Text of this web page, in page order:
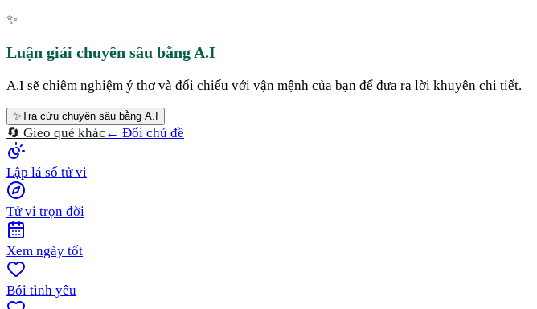
✨
Luận giải chuyên sâu bằng A.I
A.I sẽ chiêm nghiệm ý thơ và đối chiếu với vận mệnh của bạn để đưa ra lời khuyên chi tiết.
✨Tra cứu chuyên sâu bằng A.I
🔄 Gieo quẻ khác ← Đổi chủ đề
Lập lá số tử vi
Tử vi trọn đời
Xem ngày tốt
Bói tình yêu